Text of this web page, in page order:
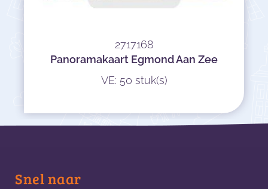
2717168
Panoramakaart Egmond Aan Zee
VE: 50 stuk(s)
Snel naar